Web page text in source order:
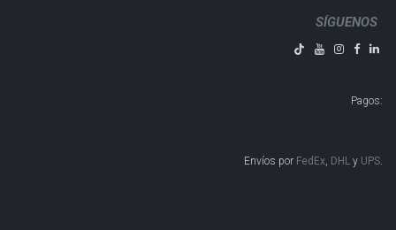
SÍGUENOS
Pagos:
Envíos por FedEx, DHL y UPS​​​​​​.